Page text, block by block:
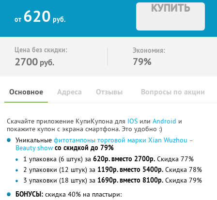
от 620 руб.
КУПИТЬ
Цена без скидки:
2700 руб.
Экономия:
79%
Основное Отзывы Вопросы по акции
Адреса
Скачайте приложение КупиКупона для IOS или Android и
покажите купон с экрана смартфона. Это удобно :)
Уникальные фитотампоны торговой марки Xian Wuzhou –
Beauty show со скидкой до 79%
1 упаковка (6 штук) за 620р. вместо 2700р. Скидка 77%
2 упаковки (12 штук) за 1190р. вместо 5400р. Скидка 78%
3 упаковки (18 штук) за 1690р. вместо 8100р. Скидка 79%
БОНУСЫ: скидка 40% на пластыри: